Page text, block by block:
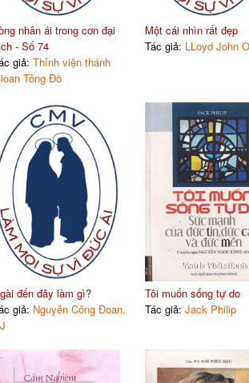
nhân ái trong cơn đại
- Số 74
giả: Thỉnh viện thánh
Tông Đồ
Một cái nhìn rất đẹp
Tác giả: LLoyd John
đến đây làm gì?
giả: Nguyễn Công Đoan,
Tôi muốn sống tự do
Tác giả: Jack Philip